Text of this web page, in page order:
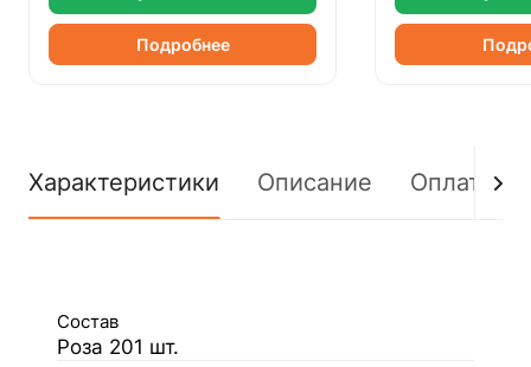
Подробнее
Характеристики Описание Оплата
Состав
Роза 201 шт.